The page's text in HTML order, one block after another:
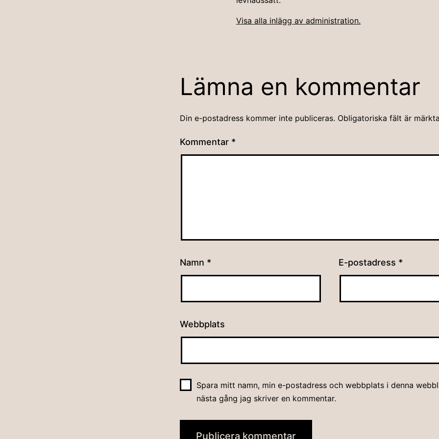
Visa alla inlägg av administration.
Lämna en kommentar
Din e-postadress kommer inte publiceras. Obligatoriska fält är
Kommentar *
Namn * E-postadress *
Webbplats
Spara mitt namn, min e-postadress och webbplats i denna
nästa gång jag skriver en kommentar.